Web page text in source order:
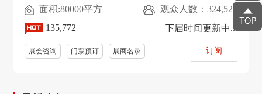
面积:80000平方
观众人数：324,528
135,772
下届时间更新中...
展会咨询 门票预订 展商名录 订阅